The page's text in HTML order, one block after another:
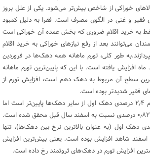
خوراکی از شاخص بیش‌تر می‌شود. یکی از علل بروز
فقیر و غنی در الگوی مصرف است. فقرا به دلیل کمبود
فقط به خرید اقلام ضروری که بخش عمده آن خوراکی است
می‌توانند بعد از رفع نیازهای خوراکی به خرید اقلام
طور کلی، تورم ماهانه همه دهک‌ها در فروردین
افزایش یافته است. با این که پایین‌ترین تورم ماهانه
سطح آن مربوط به دهک دهم است، افزایش تورم از
فقیر شدیدتر بوده است.
به بیان دیگر، با این که تورم ۲٫۴ درصدی دهک اول از سایر دهک‌ها پایین‌تر است اما
این نرخ پس از یک افزایش ۰٫۸۲ درصدی نسبت به اسفند سال قبل محقق شده است.
که تورم ۲٫۷ درصدی دهک اول (به عنوان بالاترین نرخ بین دهک‌ها)، تنها
اسفند شاهد افزایش بوده است. یعنی بیش‌ترین افزایش
افزایش تورم در دهک‌های ثروتمند رخ داده است.